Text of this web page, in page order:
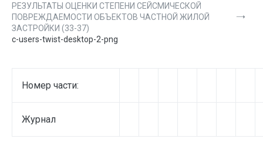
РЕЗУЛЬТАТЫ ОЦЕНКИ СТЕПЕНИ СЕЙСМИЧЕСКОЙ
ПОВРЕЖДАЕМОСТИ ОБЪЕКТОВ ЧАСТНОЙ ЖИЛОЙ
ЗАСТРОЙКИ (33-37)
c-users-twist-desktop-2-png
Номер части:
Журнал